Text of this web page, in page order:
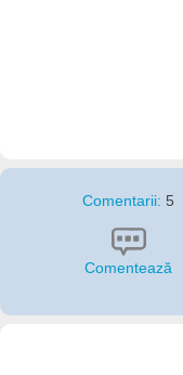
Comentarii:5
Comentează